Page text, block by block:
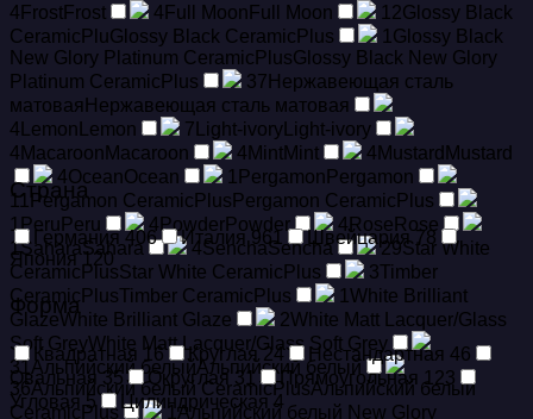
4 FrostFrost 4 Full Moon Full Moon 12Glossy Black
CeramicPluGlossy Black CeramicPlus 1 Glossy Black
New Glory Platinum CeramicPlusGlossy Black New Glory
Platinum CeramicPlus
37 Hержавеющая сталь
матовая Hержавеющая сталь матовая
4 Lemon Lemon 7 Light-ivory Light-ivory
4 Macaroon Macaroon 4 MintMint 4 Mustard Mustard
4OceanOcean 1 Pergamon Pergamon
11 Pergamon CeramicPlus Pergamon CeramicPlus
1Peru Peru 4 PowderPowder 4Rose Rose
1SaharaSahara 4SenchaSencha 29Star White
CeramicPlusStar White CeramicPlus 3Timber
CeramicPlusTimber CeramicPlus 1 White Brilliant
GlazeWhite Brilliant Glaze 2White Matt Lacquer/Glass
Soft GreyWhite Matt Lacquer/Glass Soft Grey
31Альпийский белыйАльпийский белый
36Альпийский белый CeramicPlusАльпийский белый
CeramicPlus
1Альпийский белый New Glory
Страна
Германия 406 Италия961 Швейцария78
Япония120
Форма
Квадратная 16 Круглая24 Нестандартная 46
Овальная35 Округлая31 Прямоугольная 123
Угловая5 Цилиндрическая4